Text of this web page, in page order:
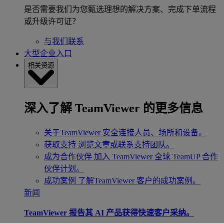
是否需要我们为您甄选理想的解决方案、完成下单流程
或升级许可证？
与我们联系
大型企业入口
相关资源
深入了解 TeamViewer 的更多信息
关于TeamViewer 安全连接人员、场所和设备。
获取支持 浏览文章或联系支持团队。
成为合作伙伴 加入 TeamViewer 全球 TeamUP 合作
伙伴计划。
成功案例 了解TeamViewer 客户的成功案例。
新闻
TeamViewer 报告其 AI 产品获得快速客户采纳。